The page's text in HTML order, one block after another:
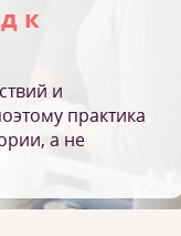
к
и
практика
а не